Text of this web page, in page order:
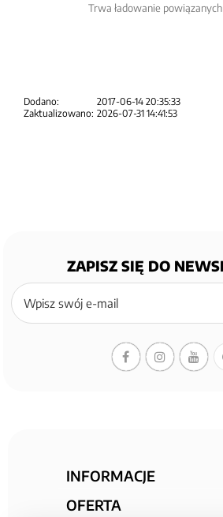
Trwa ładowanie
Dodano:
2017-06-14 20:35:33
Zaktualizowano: 2026-07-31 14:41:53
ZAPISZ SIĘ DO
Zapisz
się
newslettera
INFORMACJE
OFERTA